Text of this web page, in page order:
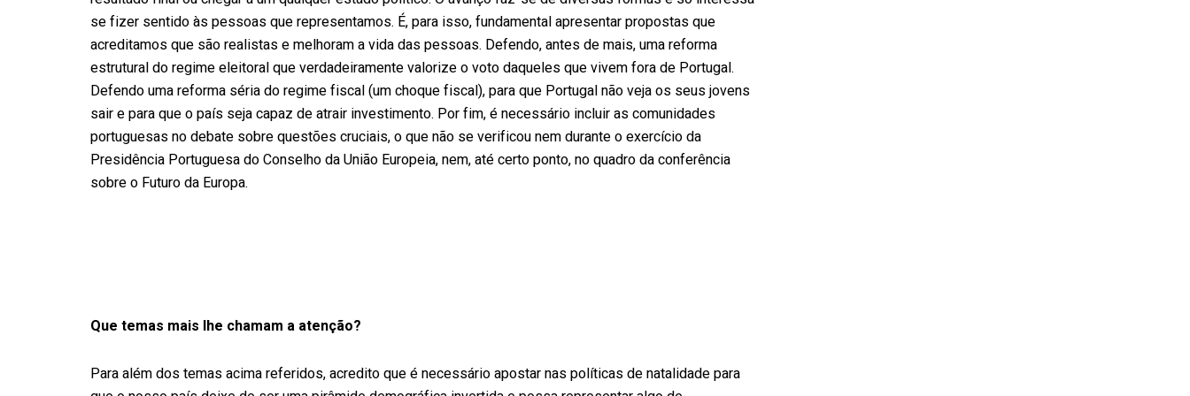
se fizer sentido às pessoas que representamos. É, para isso, fundamental apresentar propostas que
acreditamos que são realistas e melhoram a vida das pessoas. Defendo, antes de mais, uma reforma
estrutural do regime eleitoral que verdadeiramente valorize o voto daqueles que vivem fora de Portugal.
Defendo uma reforma séria do regime fiscal (um choque fiscal), para que Portugal não veja os seus jovens
sair e para que o país seja capaz de atrair investimento. Por fim, é necessário incluir as comunidades
portuguesas no debate sobre questões cruciais, o que não se verificou nem durante o exercício da
Presidência Portuguesa do Conselho da União Europeia, nem, até certo ponto, no quadro da conferência
sobre o Futuro da Europa.
Que temas mais lhe chamam a atenção?
Para além dos temas acima referidos, acredito que é necessário apostar nas políticas de natalidade para